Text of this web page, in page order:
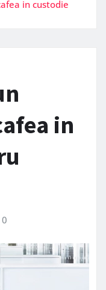
in custodie
in
0